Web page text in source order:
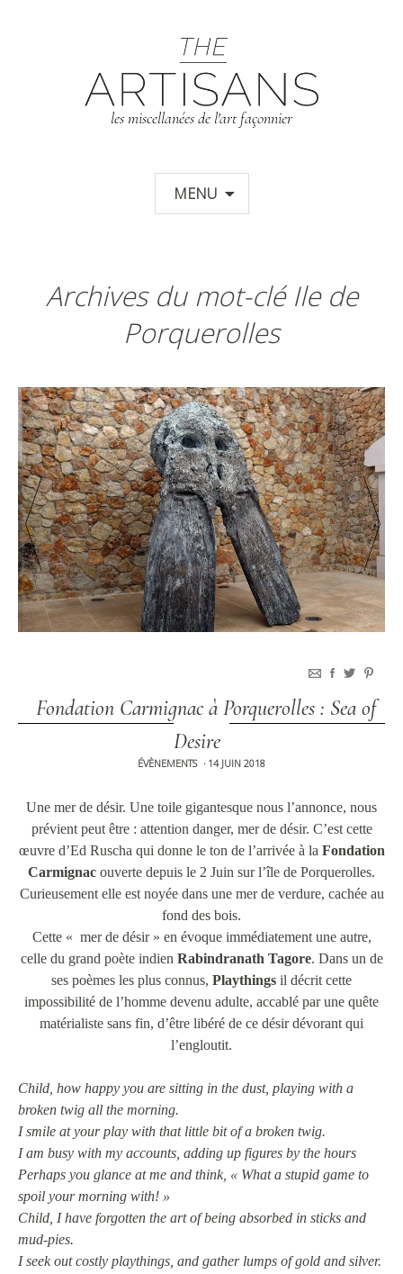
les miscellanées de l'art façonnier
MENU
Archives du mot-clé Ile de
Porquerolles
Fondation Carmignac à Porquerolles : Sea of
Desire
ÉVÈNEMENTS • 14 JUIN 2018
Une mer de désir. Une toile gigantesque nous l’annonce, nous
prévient peut être : attention danger, mer de désir. C’est cette
œuvre d’Ed Ruscha qui donne le ton de l’arrivée à la Fondation
Carmignac ouverte depuis le 2 Juin sur l’île de Porquerolles.
Curieusement elle est noyée dans une mer de verdure, cachée au
fond des bois.
Cette « mer de désir » en évoque immédiatement une autre,
celle du grand poète indien Rabindranath Tagore. Dans un de
ses poèmes les plus connus, Playthings il décrit cette
impossibilité de l’homme devenu adulte, accablé par une quête
matérialiste sans fin, d’être libéré de ce désir dévorant qui
l’engloutit.
Child, how happy you are sitting in the dust, playing with a
broken twig all the morning.
I smile at your play with that little bit of a broken twig.
I am busy with my accounts, adding up figures by the hours
Perhaps you glance at me and think, « What a stupid game to
spoil your morning with! »
Child, I have forgotten the art of being absorbed in sticks and
mud-pies.
I seek out costly playthings, and gather lumps of gold and silver.